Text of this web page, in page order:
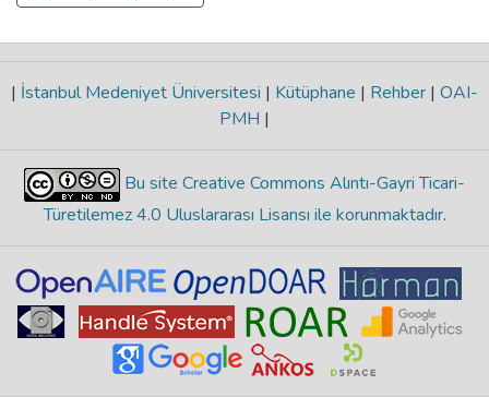
| İstanbul Medeniyet Üniversitesi | Kütüphane | Rehber | OAI-
PMH |
Bu site Creative Commons Alıntı-Gayri Ticari-
Türetilemez 4.0 Uluslararası Lisansı ile korunmaktadır.